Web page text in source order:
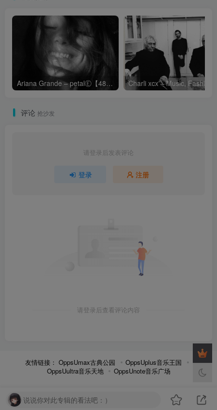
Ariana Grande – petalⒺ【48kHz／24bit】英国区
评论 抢沙发
请登录后发表评论
登录 注册
请登录后查看评论内容
友情链接： OppsUmax古典公园
OppsUplus音乐王国
OppsUultra音乐天地
OppsUnote音乐广场
说说你对此专辑的看法吧：）